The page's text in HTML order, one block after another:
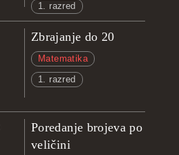
1. razred
Zbrajanje do 20
Matematika
1. razred
Poredanje brojeva po
veličini